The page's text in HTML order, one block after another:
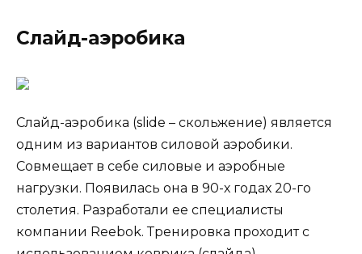
Слайд-аэробика
Слайд-аэробика (slide – скольжение) является
одним из вариантов силовой аэробики.
Совмещает в себе силовые и аэробные
нагрузки. Появилась она в 90-х годах 20-го
столетия. Разработали ее специалисты
компании Reebok. Тренировка проходит с